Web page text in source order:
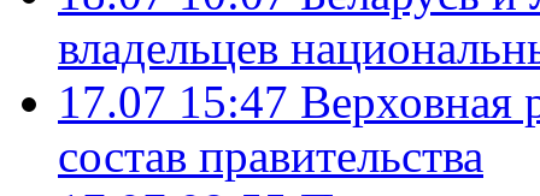
владельцев
17.07 15:47 Верховная
состав правительства